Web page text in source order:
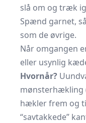
slå om og træk
Spænd garnet,
som de øvrige.
Når omgangen
eller usynlig
Hvornår?
mønsterhækling
hækler frem og
“savtakkede”